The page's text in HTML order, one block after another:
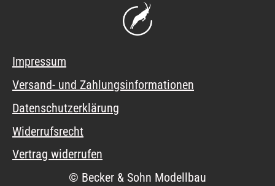
Impressum
Versand- und Zahlungsinformationen
Datenschutzerklärung
Widerrufsrecht
Vertrag widerrufen
© Becker & Sohn Modellbau